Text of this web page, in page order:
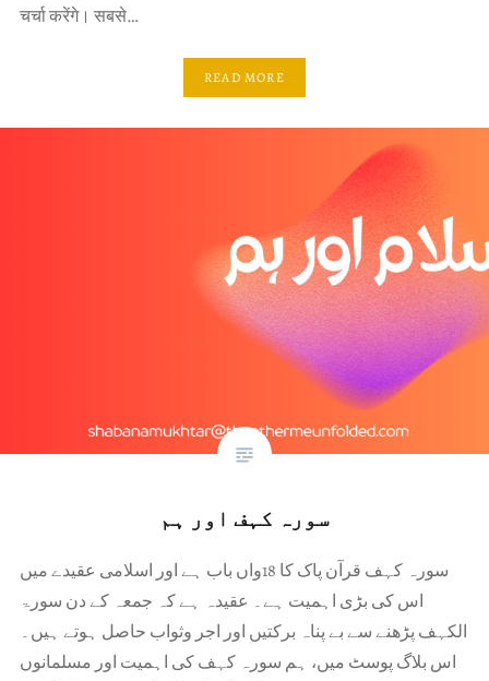
चर्चा करेंगे। सबसे…
READ MORE
سورہ کہف اور ہم
سورہ کہف قرآن پاک کا 18واں باب ہے اور اسلامی عقیدے میں
اس کی بڑی اہمیت ہے۔ عقیدہ ہے کہ جمعہ کے دن سورۃ
الکہف پڑھنے سے بے پناہ برکتیں اور اجر وثواب حاصل ہوتے ہیں۔
اس بلاگ پوسٹ میں، ہم سورہ کہف کی اہمیت اور مسلمانوں